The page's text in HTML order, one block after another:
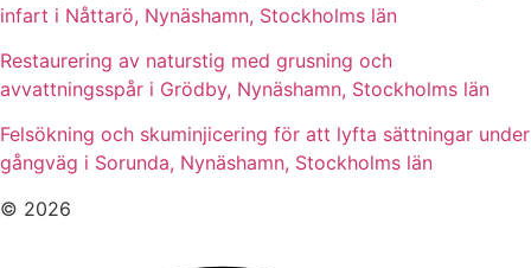
infart i Nåttarö, Nynäshamn, Stockholms län
Restaurering av naturstig med grusning och
avvattningsspår i Grödby, Nynäshamn, Stockholms län
Felsökning och skuminjicering för att lyfta sättningar under
gångväg i Sorunda, Nynäshamn, Stockholms län
© 2026